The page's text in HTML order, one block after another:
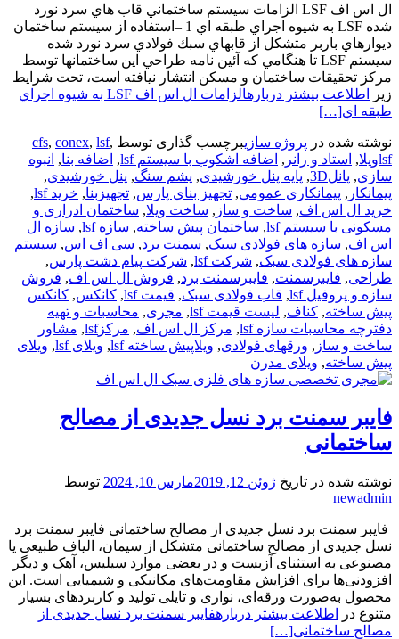
ال اس اف LSF الزامات سيستم ساختماني قاب هاي سرد نورد
شده LSF به شيوه اجراي طبقه اي 1 –استفاده از سيستم ساختمان
ديوارهاي باربر متشكل از قابهاي سبك فولادي سرد نورد شده
سيستم LSF تا هنگامي كه آئين نامه طراحي اين ساختمانها توسط
مركز تحقيقات ساختمان و مسكن انتشار نيافته است، تحت شرايط
زير
اطلاعت بیشتر دربارهالزامات ال اس اف LSF به شيوه اجراي
طبقه اي[…]
نوشته شده در پروژه سازیبرچسب گذاری توسط cfs, conex, lsf,
lsfویلا
, استاد و رانر , اضافه اشکوب با سیستم lsf , اضافه بنا, انبوه
سازی, پانل3D , پایه پنل خورشیدی, پشم سنگ, پنل خورشیدی,
پیمانکار , پیمانکاری عمومی, تجهیز بنای پارس, تجهیزبنا, خرید lsf
,
خرید ال اس اف, ساخت و ساز , ساخت ویلا, ساختمان ادراری و
مسکونی با سیستم lsf
, ساختمان پیش ساخته, سازه lsf , سازه ال
اس اف, سازه های فولادی سبک, سمنت برد, سی اف اس, سیستم
سازه های فولادی سبک, شرکت lsf , شرکت پیام دشت پارس,
طراحی, فایبرسمنت, فایبرسمنت برد, فروش ال اس اف, فروش
سازه و پروفیل lsf
, قاب فولادی سبک, قیمت lsf , کانکس, کانکس
پیش ساخته, کناف, لیست قیمت lsf , مجری, محاسبات و تهیه
دفترچه محاسبات سازه lsf
, مرکز ال اس اف, مرکزlsf , مشاور
ساخت و ساز , ورقهای فولادی, ویلاپیش ساخته lsf , ویلای lsf , ویلای
پیش ساخته, ویلای مدرن
فایبر سمنت برد نسل جدیدی از مصالح
ساختمانی
نوشته شده در تاریخ ژوئن 12, 2019 مارس 10, 2024
توسط
newadmin
فایبر سمنت برد نسل جدیدی از مصالح ساختمانی فایبر سمنت برد
نسل جدیدی از مصالح ساختمانی متشکل از سیمان، الیاف طبیعی یا
مصنوعی به‌ استثنای آزبست و در بعضی موارد سیلیس، آهک و دیگر
افزودنی‌ها برای افزایش مقاومت‌های مکانیکی و شیمیایی است. این
محصول به‌صورت ورقه‌ای، نواری و تایلی تولید و کاربردهای بسیار
متنوع در
اطلاعت بیشتر دربارهفایبر سمنت برد نسل جدیدی از
مصالح ساختمانی[…]